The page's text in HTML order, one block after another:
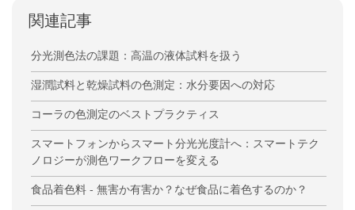
関連記事
分光測色法の課題：高温の液体試料を扱う
湿潤試料と乾燥試料の色測定：水分要因への対応
コーラの色測定のベストプラクティス
スマートフォンからスマート分光光度計へ：スマートテク
ノロジーが測色ワークフローを変える
食品着色料 - 無害か有害か？なぜ食品に着色するのか？